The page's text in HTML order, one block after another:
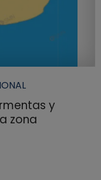
y
zona